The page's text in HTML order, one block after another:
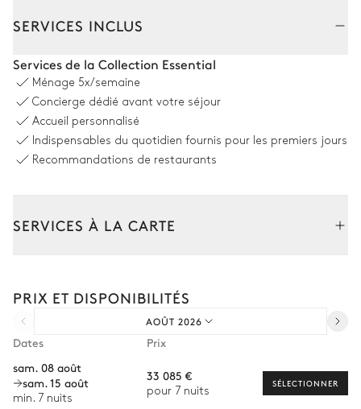
Table
SERVICES INCLUS
Services de la Collection Essential
Ménage 5x/semaine
Concierge dédié avant votre séjour
Accueil personnalisé
Indispensables du quotidien fournis pour les premiers jours
Recommandations de restaurants
SERVICES À LA CARTE
Transfert à l'arrivée et au départ
Courses livrées avant l'arrivée
Chef à domicile
PRIX ET DISPONIBILITÉS
AOÛT 2026
Dates
Prix
sam. 08 août
sam. 15 août
min. 7 nuits
33 085 €
pour 7 nuits
SÉLECTIONNER